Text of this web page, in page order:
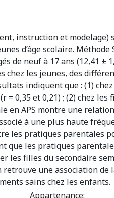
instruction et modelage)
d’âge scolaire. Méthode
de neuf à 17 ans (12,41 ±
chez les jeunes, des
indiquent que : (1)
= 0,35 et 0,21) ; (2) chez les
en APS montre une relation
à une plus haute
les pratiques parentales
que les pratiques
les filles du secondaire
une association de
sains chez les enfants.
Appartenance: